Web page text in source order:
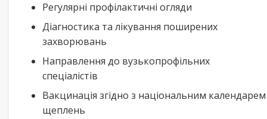
Регулярні профілактичні огляди
Діагностика та лікування поширених
захворювань
Направлення до вузькопрофільних
спеціалістів
Вакцинація згідно з національним календарем
щеплень